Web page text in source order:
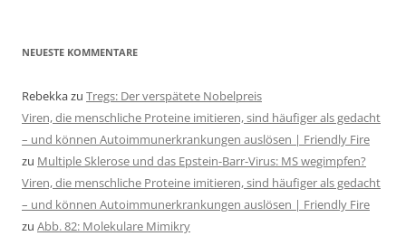
NEUESTE KOMMENTARE
Rebekkazu Tregs: Der verspätete Nobelpreis
Viren, die menschliche Proteine imitieren, sind häufiger als gedacht
– und können Autoimmunerkrankungen auslösen | Friendly Fire
zu Multiple Sklerose und das Epstein-Barr-Virus: MS wegimpfen?
Viren, die menschliche Proteine imitieren, sind häufiger als gedacht
– und können Autoimmunerkrankungen auslösen | Friendly Fire
zu Abb. 82: Molekulare Mimikry